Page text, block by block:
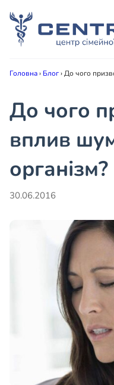
Головна› Блог›До чого
До чого
вплив
організм?
30.06.2016